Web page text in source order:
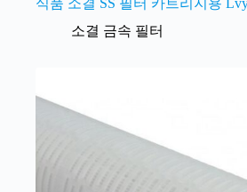
식품 소결 SS 필터 카트리지용
소결 금속 필터